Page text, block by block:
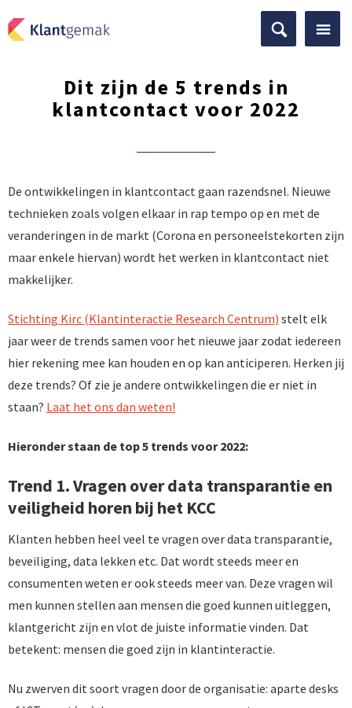
Dit zijn de 5 trends in
klantcontact voor 2022
De ontwikkelingen in klantcontact gaan razendsnel. Nieuwe
technieken zoals volgen elkaar in rap tempo op en met de
veranderingen in de markt (Corona en personeelstekorten zijn
maar enkele hiervan) wordt het werken in klantcontact niet
makkelijker.
Stichting Kirc (Klantinteractie Research Centrum) stelt elk
jaar weer de trends samen voor het nieuwe jaar zodat iedereen
hier rekening mee kan houden en op kan anticiperen. Herken jij
deze trends? Of zie je andere ontwikkelingen die er niet in
staan? Laat het ons dan weten!
Hieronder staan de top 5 trends voor 2022:
Trend 1. Vragen over data transparantie en
veiligheid horen bij het KCC
Klanten hebben heel veel te vragen over data transparantie,
beveiliging, data lekken etc. Dat wordt steeds meer en
consumenten weten er ook steeds meer van. Deze vragen wil
men kunnen stellen aan mensen die goed kunnen uitleggen,
klantgericht zijn en vlot de juiste informatie vinden. Dat
betekent: mensen die goed zijn in klantinteractie.
Nu zwerven dit soort vragen door de organisatie: aparte desks